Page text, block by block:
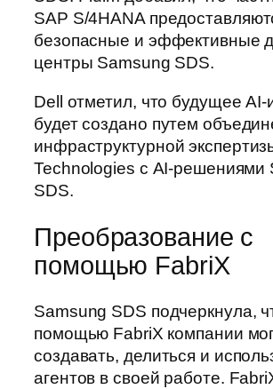
SAP S/4HANA
безопасные и эффективные
центры Samsung SDS.
Dell отметил, что будущее AI-
будет создано путем
инфраструктурной
Technologies с AI-решениями
SDS.
Преобразование с
помощью FabriX
Samsung SDS подчеркнула,
помощью FabriX компании
создавать, делиться и
агентов в своей работе.